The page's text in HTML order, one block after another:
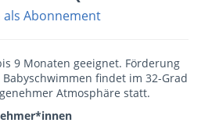
als Abonnement
9 Monaten geeignet. Förderung
findet im 32-Grad
Atmosphäre statt.